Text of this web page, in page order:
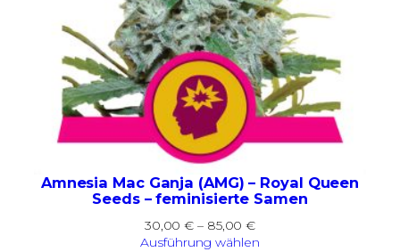
Amnesia Mac Ganja (AMG) – Royal Queen
Seeds – feminisierte Samen
30,00€ – 85,00€Preisspanne:
30,00 €
Ausführung wählen